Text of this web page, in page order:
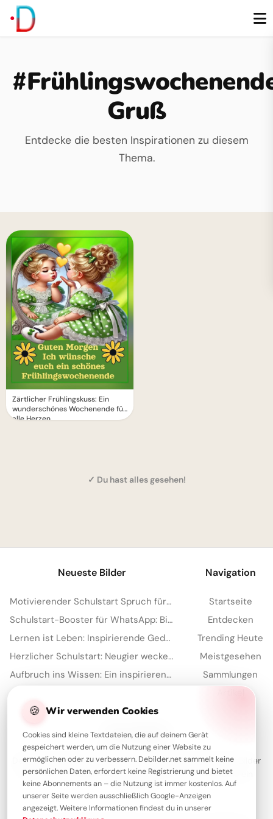
Gruß
Entdecke die besten Inspirationen zu diesem
Thema.
Zärtlicher Frühlingskuss: Ein
wunderschönes Wochenende für
alle Herzen
✓ Du hast alles gesehen!
🍪 Wir verwenden Cookies
Cookies sind kleine Textdateien, die auf deinem Gerät
gespeichert werden, um die Nutzung einer Website zu
ermöglichen oder zu verbessern. Debilder.net sammelt keine
persönlichen Daten, erfordert keine Registrierung und bietet
keine Abonnements an – die Nutzung ist immer kostenlos. Auf
unserer Seite werden ausschließlich Google-Anzeigen
angezeigt. Weitere Informationen findest du in unserer
Neueste Bilder
Motivierender Schulstart Spruch für WhatsApp-Nachrichten
Schulstart-Booster für WhatsApp: Bildung kennt wirklich keine Grenzen!
Lernen ist Leben: Inspirierende Gedanken zum Schulstart für WhatsApp.
Herzlicher Schulstart: Neugier wecken für YouTube und mehr Freude
Aufbruch ins Wissen: Ein inspirierender Schulstart Gruß für Pinterest
Navigation
Startseite
Entdecken
Trending Heute
Meistgesehen
Sammlungen
Über Debilder
Debilder ist deine Plattform für die schönsten Grüße und Bilder
zum Teilen. Entdecke unsere Sammlung und verschenke ein
Lächeln!